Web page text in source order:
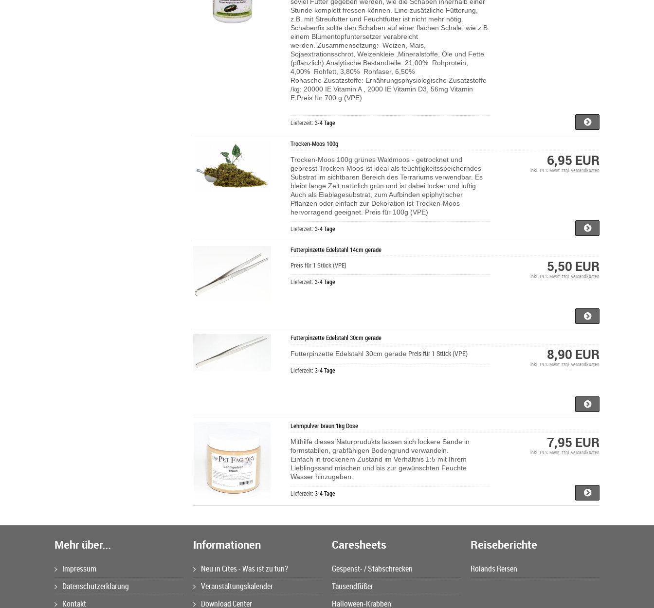
soviel Futter gegeben werden, wie die Schaben innerhalb einer
Stunde komplett fressen können. Eine zusätzliche Fütterung,
z.B. mit Streufutter und Feuchtfutter ist nicht mehr nötig.
Schabenfix sollte den Schaben auf einer flachen Schale, wie z.B.
einem Blumentopfuntersetzer verabreicht
werden. Zusammensetzung: Weizen, Mais,
Sojaextrationsschrot, Weizenkleie ,Mineralstoffe, Öle und Fette
(pflanzlich) Analytische Bestandteile: 21,00% Rohprotein,
4,00% Rohfett, 3,80% Rohfaser, 6,50%
Rohasche Zusatzstoffe: Ernährungsphysiologische Zusatzstoffe
/kg: 20000 IE Vitamin A , 2000 IE Vitamin D3, 56mg Vitamin
E Preis für 700 g (VPE)
Lieferzeit:3-4 Tage
Trocken-Moos 100g
Trocken-Moos 100g grünes Waldmoos - getrocknet und
gepresst Trocken-Moos ist ideal als feuchtigkeitsspeicherndes
Substrat im sichtbaren Bereich des Terrariums verwendbar. Es
bleibt lange Zeit natürlich grün und ist dabei locker und luftig.
Auch als Eiablagesubstrat, zum Aufbinden epiphytischer
Pflanzen oder einfach zur Dekoration ist Trocken-Moos
hervorragend geeignet. Preis für 100g (VPE)
Lieferzeit:3-4 Tage
6,95 EUR
inkl. 19 % MwSt. zzgl.Versandkosten
Futterpinzette Edelstahl 14cm gerade
Preis für 1 Stück (VPE)
Lieferzeit:3-4 Tage
5,50 EUR
inkl. 19 % MwSt. zzgl.Versandkosten
Futterpinzette Edelstahl 30cm gerade
Futterpinzette Edelstahl 30cm gerade Preis für 1 Stück (VPE)
Lieferzeit:3-4 Tage
8,90 EUR
inkl. 19 % MwSt. zzgl.Versandkosten
Lehmpulver braun 1kg Dose
Mithilfe dieses Naturprudukts lassen sich lockere Sande in
formstabilen, grabfähigen Bodengrund verwandeln.
Einfach in trockenem Zustand im Verhältnis 1:5 mit Ihrem
Lieblingssand mischen und bis zur gewünschten Feuchte
Wasser hinzugeben.
Lieferzeit:3-4 Tage
7,95 EUR
inkl. 19 % MwSt. zzgl.Versandkosten
Mehr über...
Impressum
Datenschutzerklärung
Kontakt
Informationen
Neu in Cites - Was ist zu tun?
Veranstaltungskalender
Download Center
Caresheets
Gespenst- / Stabschrecken
Tausendfüßer
Halloween-Krabben
Reiseberichte
Rolands Reisen